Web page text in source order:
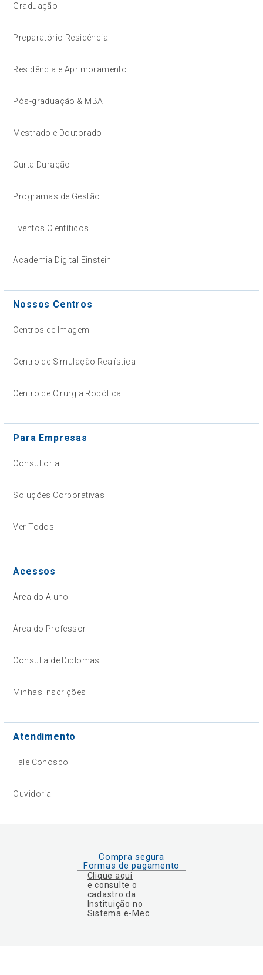
Graduação
Preparatório Residência
Residência e Aprimoramento
Pós-graduação & MBA
Mestrado e Doutorado
Curta Duração
Programas de Gestão
Eventos Científicos
Academia Digital Einstein
Nossos Centros
Centros de Imagem
Centro de Simulação Realística
Centro de Cirurgia Robótica
Para Empresas
Consultoria
Soluções Corporativas
Ver Todos
Acessos
Área do Aluno
Área do Professor
Consulta de Diplomas
Minhas Inscrições
Atendimento
Fale Conosco
Ouvidoria
Compra segura
Formas de pagamento
Clique aqui
e consulte o
cadastro da
Instituição no
Sistema e-Mec